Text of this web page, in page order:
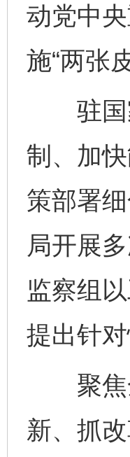
动党中
施“两张
驻国家
制、加
策部署
局开展
监察组
提出针
聚焦全
新、抓